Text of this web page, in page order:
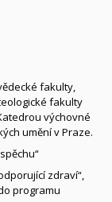
fakulty,
fakulty
výchovné
umění v Praze.
zdraví“,
programu